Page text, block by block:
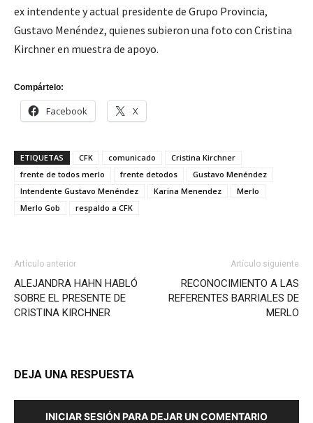
ex intendente y actual presidente de Grupo Provincia,
Gustavo Menéndez, quienes subieron una foto con Cristina
Kirchner en muestra de apoyo.
Compártelo:
Facebook X
ETIQUETAS CFK comunicado
Cristina Kirchner
frente de todos merlo
frente detodos
Gustavo Menéndez
Intendente Gustavo Menéndez
Karina Menendez
Merlo
Merlo Gob
respaldo a CFK
Artículo anterior
ALEJANDRA HAHN HABLÓ
SOBRE EL PRESENTE DE
CRISTINA KIRCHNER
Artículo siguiente
RECONOCIMIENTO A LAS
REFERENTES BARRIALES DE
MERLO
DEJA UNA RESPUESTA
INICIAR SESIÓN PARA DEJAR UN COMENTARIO